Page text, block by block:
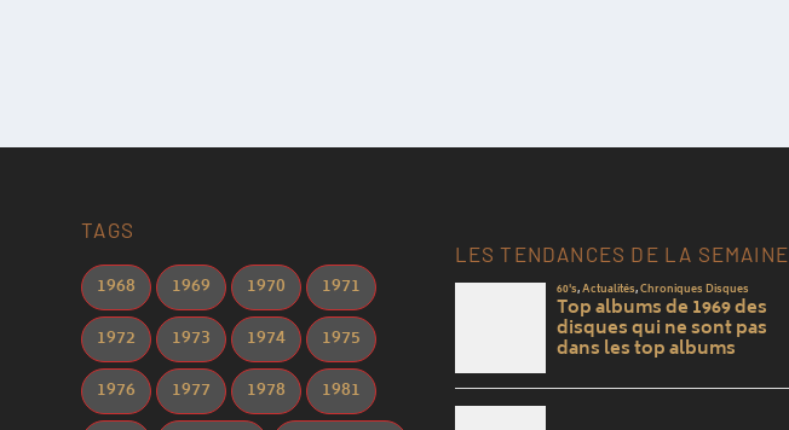
TAGS
1968 1969 1970
1971
1972
1973 1974
1975
1976
1977 1978
1981
LES TENDANCES DE LA SEMAINE